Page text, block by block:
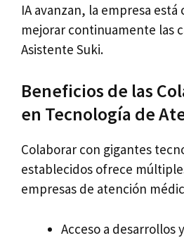
IA avanzan, la empresa
mejorar continuamente las
Asistente Suki.
Beneficios de las
en Tecnología de
Colaborar con gigantes
establecidos ofrece
empresas de atención
Acceso a desarrollos